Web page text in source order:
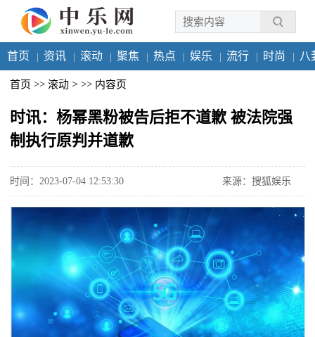
首页 资讯 滚动 聚焦 热点 娱乐 流行 时尚 八
首页 >> 滚动 > >> 内容页
时讯：杨幂黑粉被告后拒不道歉 被法院强
制执行原判并道歉
时间：2023-07-04 12:53:30 来源：搜狐娱乐